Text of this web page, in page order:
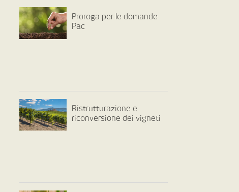
Proroga per le domande
Pac
Ristrutturazione e
riconversione dei vigneti